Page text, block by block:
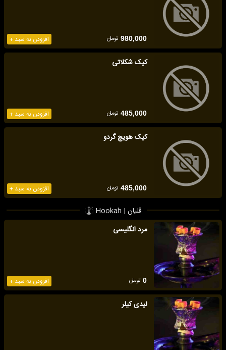
افزودن به سبد + 980,000 تومان
کیک شکلاتی
افزودن به سبد + 485,000 تومان
کیک هویچ گردو
افزودن به سبد + 485,000 تومان
قلیان | Hookah
مرد انگلیسی
افزودن به سبد + 0 تومان
لیدی کیلر